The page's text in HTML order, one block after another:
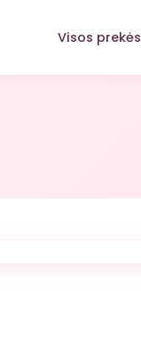
Visos prekės